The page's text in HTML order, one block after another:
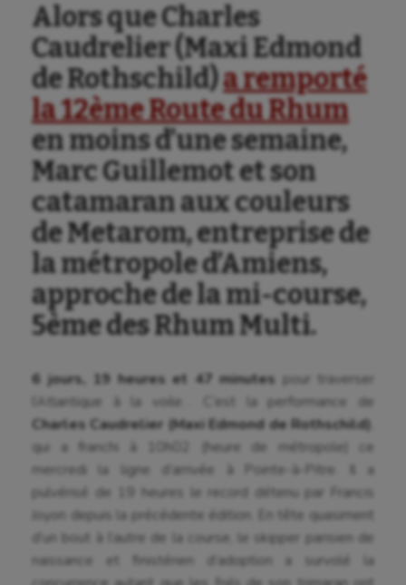
Alors que Charles
Caudrelier (Maxi Edmond
de Rothschild)a remporté
la 12ème Route du Rhum
en moins d’une semaine,
Marc Guillemot et son
catamaran aux couleurs
de Metarom, entreprise de
la métropole d’Amiens,
approche de la mi-course,
5ème des Rhum Multi.
6 jours, 19 heures et 47 minutes pour traverser
l’Atlantique à la voile… C’est la performance de
Charles Caudrelier (Maxi Edmond de Rothschild)
qui a franchi à 10h02 (heure de métropole) ce
mercredi la ligne d’arrivée à Pointe-à-Pitre. Il a
pulvérisé de 19 heures le record détenu par Francis
Joyon depuis la précédente édition. En tête quasiment
d’un bout à l’autre de la course, le skipper parisien de
naissance et finistérien d’adoption a survolé la